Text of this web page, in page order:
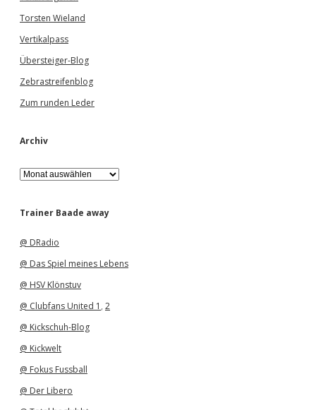
Torsten Wieland
Vertikalpass
Übersteiger-Blog
Zebrastreifenblog
Zum runden Leder
Archiv
A
r
h
Trainer Baade away
@ DRadio
@ Das Spiel meines Lebens
@ HSV Klönstuv
@ Clubfans United 1 , 2
@ Kickschuh-Blog
@ Kickwelt
@ Fokus Fussball
@ Der Libero